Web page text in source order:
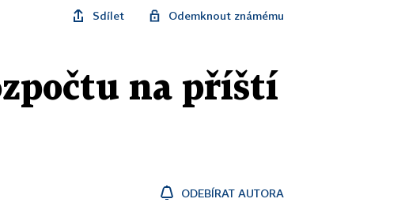
Sdílet Odemknout známému
na příští
ODEBÍRAT AUTORA